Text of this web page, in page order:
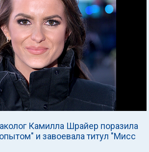
Камилла Шрайер поразила
и завоевала титул "Мисс